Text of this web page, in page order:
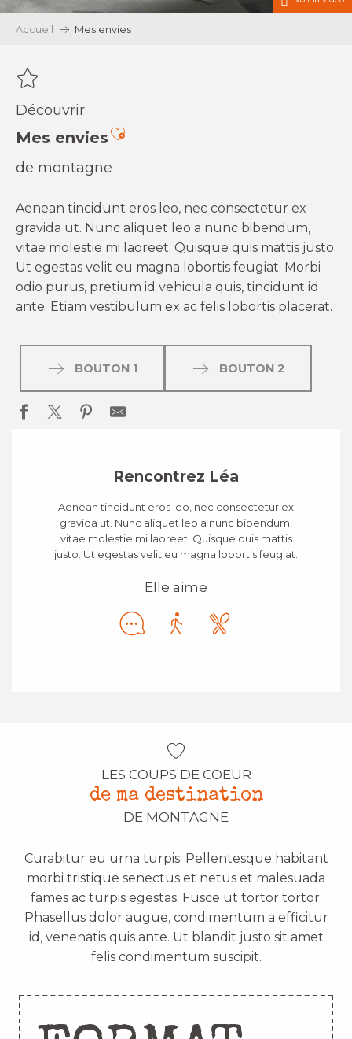
Accueil Mes envies
Découvrir
Mes enviesAjouter aux favoris
de montagne
Aenean tincidunt eros leo, nec consectetur ex
gravida ut. Nunc aliquet leo a nunc bibendum,
vitae molestie mi laoreet. Quisque quis mattis justo.
Ut egestas velit eu magna lobortis feugiat. Morbi
odio purus, pretium id vehicula quis, tincidunt id
ante. Etiam vestibulum ex ac felis lobortis placerat.
BOUTON 1 BOUTON 2
Rencontrez Léa
Aenean tincidunt eros leo, nec consectetur ex
gravida ut. Nunc aliquet leo a nunc bibendum,
vitae molestie mi laoreet. Quisque quis mattis
justo. Ut egestas velit eu magna lobortis feugiat.
Elle aime
LES COUPS DE COEUR
de ma destination
DE MONTAGNE
Curabitur eu urna turpis. Pellentesque habitant
morbi tristique senectus et netus et malesuada
fames ac turpis egestas. Fusce ut tortor tortor.
Phasellus dolor augue, condimentum a efficitur
id, venenatis quis ante. Ut blandit justo sit amet
felis condimentum suscipit.